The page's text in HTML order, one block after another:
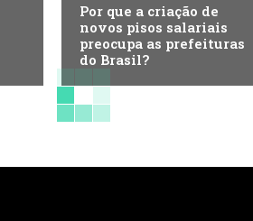
Por que a criação de
novos pisos salariais
preocupa as prefeituras
do Brasil?